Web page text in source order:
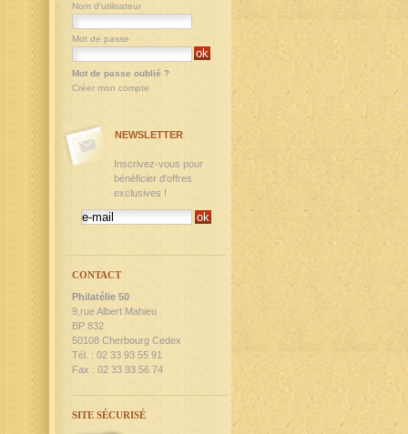
Nom d'utilisateur
Mot de passe
Mot de passe oublié ?
Créer mon compte
NEWSLETTER
Inscrivez-vous pour
bénéficier d'offres
exclusives !
CONTACT
Philatélie 50
9,rue Albert Mahieu
BP 832
50108 Cherbourg Cedex
Tél. : 02 33 93 55 91
Fax : 02 33 93 56 74
SITE SÉCURISÉ